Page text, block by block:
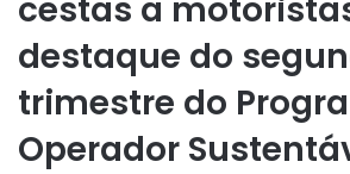
cestas a
destaque do
trimestre do
Operador